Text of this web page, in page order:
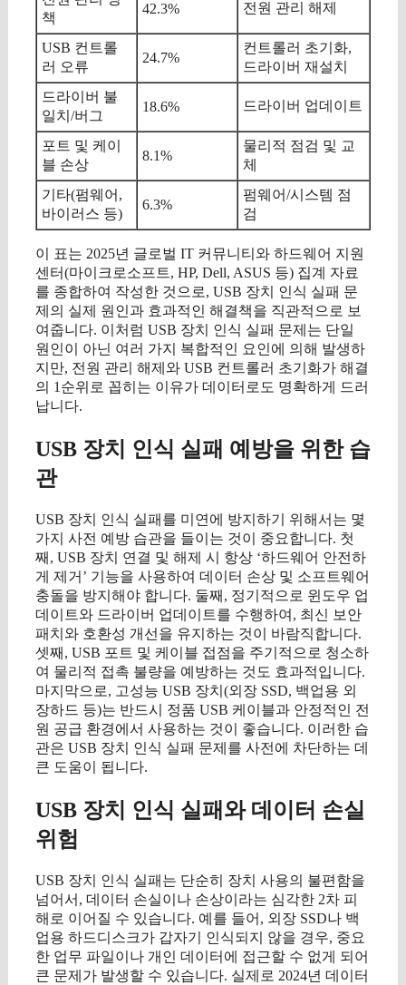
책
42.3% 전원 관리 해제
USB 컨트롤
러 오류
24.7%
컨트롤러 초기화,
드라이버 재설치
드라이버 불
일치/버그
18.6% 드라이버 업데이트
포트 및 케이
블 손상
8.1%
물리적 점검 및 교
체
기타(펌웨어,
바이러스 등)
6.3%
펌웨어/시스템 점
검
이 표는 2025년 글로벌 IT 커뮤니티와 하드웨어 지원
센터(마이크로소프트, HP, Dell, ASUS 등) 집계 자료
를 종합하여 작성한 것으로, USB 장치 인식 실패 문
제의 실제 원인과 효과적인 해결책을 직관적으로 보
여줍니다. 이처럼 USB 장치 인식 실패 문제는 단일
원인이 아닌 여러 가지 복합적인 요인에 의해 발생하
지만, 전원 관리 해제와 USB 컨트롤러 초기화가 해결
의 1순위로 꼽히는 이유가 데이터로도 명확하게 드러
납니다.
USB 장치 인식 실패 예방을 위한 습
관
USB 장치 인식 실패를 미연에 방지하기 위해서는 몇
가지 사전 예방 습관을 들이는 것이 중요합니다. 첫
째, USB 장치 연결 및 해제 시 항상 ‘하드웨어 안전하
게 제거’ 기능을 사용하여 데이터 손상 및 소프트웨어
충돌을 방지해야 합니다. 둘째, 정기적으로 윈도우 업
데이트와 드라이버 업데이트를 수행하여, 최신 보안
패치와 호환성 개선을 유지하는 것이 바람직합니다.
셋째, USB 포트 및 케이블 접점을 주기적으로 청소하
여 물리적 접촉 불량을 예방하는 것도 효과적입니다.
마지막으로, 고성능 USB 장치(외장 SSD, 백업용 외
장하드 등)는 반드시 정품 USB 케이블과 안정적인 전
원 공급 환경에서 사용하는 것이 좋습니다. 이러한 습
관은 USB 장치 인식 실패 문제를 사전에 차단하는 데
큰 도움이 됩니다.
USB 장치 인식 실패와 데이터 손실
위험
USB 장치 인식 실패는 단순히 장치 사용의 불편함을
넘어서, 데이터 손실이나 손상이라는 심각한 2차 피
해로 이어질 수 있습니다. 예를 들어, 외장 SSD나 백
업용 하드디스크가 갑자기 인식되지 않을 경우, 중요
한 업무 파일이나 개인 데이터에 접근할 수 없게 되어
큰 문제가 발생할 수 있습니다. 실제로 2024년 데이터